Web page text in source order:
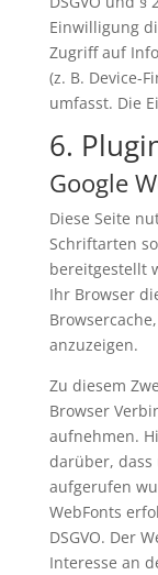
Einwilligung
Zugriff auf
(z. B. Device-
umfasst. Die
6.
Google
Diese Seite
Schriftarten
bereitgestellt
Ihr Browser
anzuzeigen.
Zu diesem
Browser
aufnehmen.
darüber, dass
aufgerufen
WebFonts
DSGVO. Der
Interesse an